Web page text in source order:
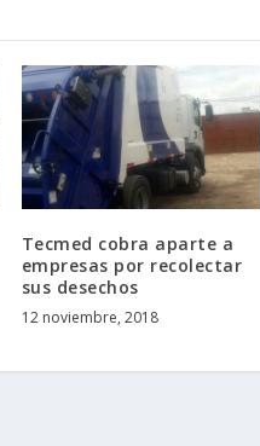
Tecmed cobra aparte a
empresas por recolectar
sus desechos
12 noviembre, 2018